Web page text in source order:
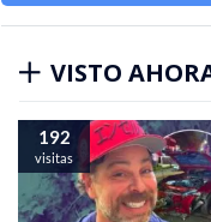
VISTO
192
visitas